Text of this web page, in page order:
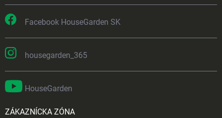
Facebook HouseGarden SK
housegarden_365
HouseGarden
ZÁKAZNÍCKA ZÓNA